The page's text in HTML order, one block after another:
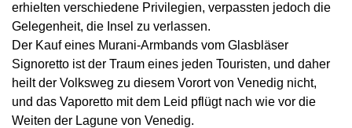
erhielten verschiedene Privilegien, verpassten jedoch die
Gelegenheit, die Insel zu verlassen.
Der Kauf eines Murani-Armbands vom Glasbläser
Signoretto ist der Traum eines jeden Touristen, und daher
heilt der Volksweg zu diesem Vorort von Venedig nicht,
und das Vaporetto mit dem Leid pflügt nach wie vor die
Weiten der Lagune von Venedig.